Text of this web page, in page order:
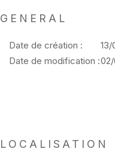
GENERAL
Date de création :
13/
Date de modification :
LOCALISATION